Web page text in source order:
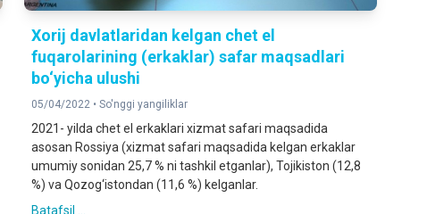
Xorij davlatlaridan kelgan chet el
fuqarolarining (erkaklar) safar maqsadlari
bo‘yicha ulushi
05/04/2022 •So'nggi yangiliklar
2021- yilda chet el erkaklari xizmat safari maqsadida
asosan Rossiya (xizmat safari maqsadida kelgan erkaklar
umumiy sonidan 25,7 % ni tashkil etganlar), Tojikiston (12,8
%) va Qozog‘istondan (11,6 %) kelganlar.
Batafsil ...